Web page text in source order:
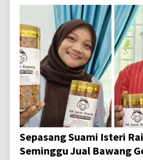
Sepasang Suami Isteri
Seminggu Jual Bawang